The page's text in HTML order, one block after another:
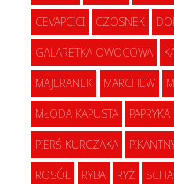
CEVAPCICI CZOSNEK
GALARETKA OWOCOWA
MAJERANEK MARCHEW
MŁODA KAPUSTA
PIERŚ KURCZAKA
ROSÓŁ RYBA RYŻ